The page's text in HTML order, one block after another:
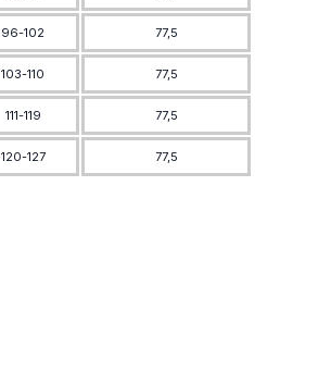
96-102 77,5
103-110 77,5
111-119 77,5
120-127 77,5